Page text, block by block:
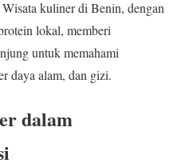
kuliner di Benin, dengan
lokal, memberi
untuk memahami
daya alam, dan gizi.
dalam